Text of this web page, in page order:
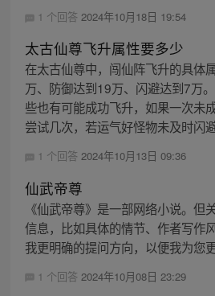
1 个回答 2024年10月18日 19:54
太古仙尊飞升属性要多少
在太古仙尊中，闯仙阵飞升的具体
万、防御达到19万、闪避达到7万
些也有可能成功飞升，如果一次未
尝试几次，若运气好怪物未及时闪
1 个回答 2024年10月13日 09:36
仙武帝尊
《仙武帝尊》是一部网络小说。但
信息，比如具体的情节、作者写作
我更明确的提问方向，以便我为您
1 个回答 2024年10月08日 23:29